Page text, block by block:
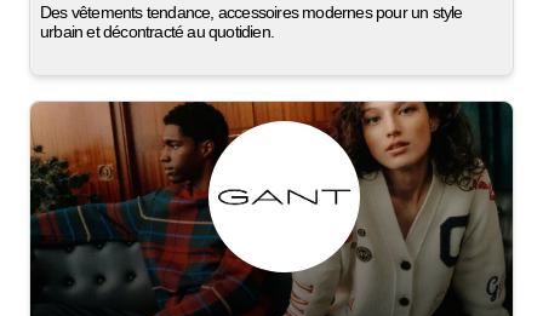
Des vêtements tendance, accessoires modernes pour un style
urbain et décontracté au quotidien.